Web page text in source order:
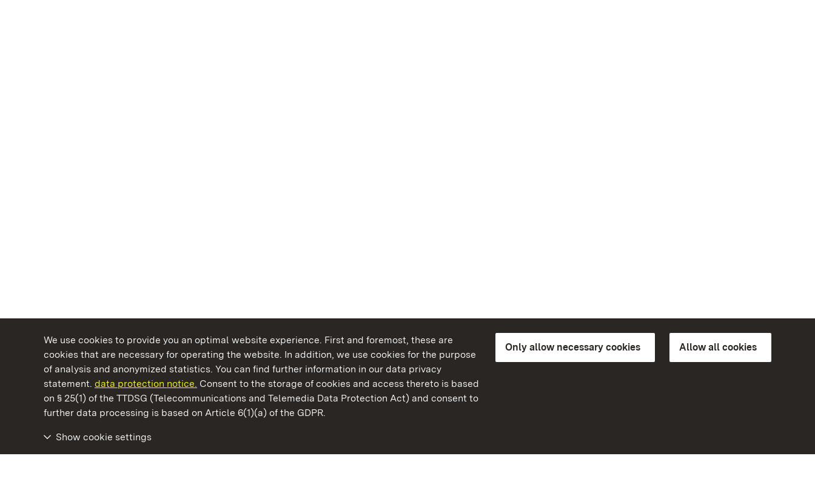
We use cookies to provide you an optimal website experience. First and foremost, these are
cookies that are necessary for operating the website. In addition, we use cookies for the purpose
of analysis and anonymized statistics. You can find further information in our data privacy
statement. data protection notice. Consent to the storage of cookies and access thereto is based
on § 25(1) of the TTDSG (Telecommunications and Telemedia Data Protection Act) and consent to
further data processing is based on Article 6(1)(a) of the GDPR.
Only allow necessary cookies Allow all cookies
Show cookie settings
State Palaces and Gardens of Baden-Wuerttemberg
Baden-Wuerttemberg